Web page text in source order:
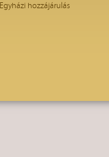
Egyházi hozzájárulás